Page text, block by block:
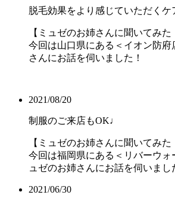
脱毛効果をより感じていただくケ
【ミュゼのお姉さんに聞いてみた
今回は山口県にある＜イオン防府
さんにお話を伺いました！
2021/08/20
制服のご来店もOK♩
【ミュゼのお姉さんに聞いてみた
今回は福岡県にある＜リバーウォ
ュゼのお姉さんにお話を伺いまし
2021/06/30